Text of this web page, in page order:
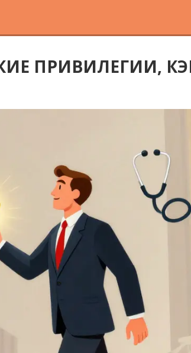
ПРИВИЛЕГИИ,